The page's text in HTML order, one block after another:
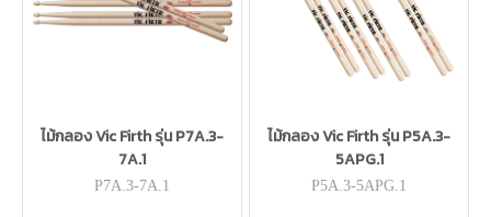
ไม้กลอง Vic Firth รุ่น P7A.3-
7A.1
P7A.3-7A.1
ไม้กลอง Vic Firth รุ่น P5A.3-
5APG.1
P5A.3-5APG.1